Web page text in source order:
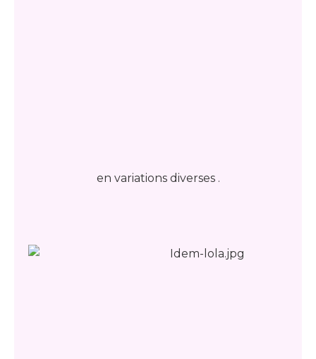
en variations diverses .